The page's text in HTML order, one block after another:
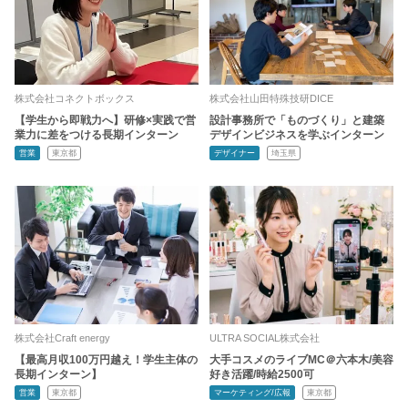
株式会社コネクトボックス
【学生から即戦力へ】研修×実践で営
業力に差をつける長期インターン
営業 東京都
株式会社山田特殊技研DICE
設計事務所で「ものづくり」と建築
デザインビジネスを学ぶインターン
デザイナー 埼玉県
株式会社Craft energy
【最高月収100万円越え！学生主体の
長期インターン】
営業 東京都
ULTRA SOCIAL株式会社
大手コスメのライブMC＠六本木/美容
好き活躍/時給2500可
マーケティング/広報 東京都